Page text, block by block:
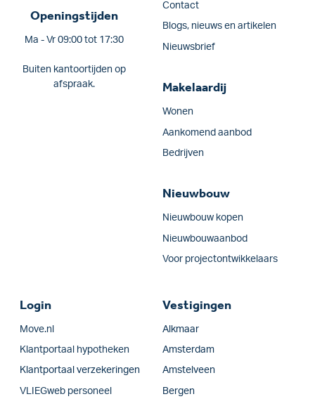
Openingstijden
Ma - Vr 09:00 tot 17:30
Buiten kantoortijden op
afspraak.
Contact
Blogs, nieuws en artikelen
Nieuwsbrief
Makelaardij
Wonen
Aankomend aanbod
Bedrijven
Nieuwbouw
Nieuwbouw kopen
Nieuwbouwaanbod
Voor projectontwikkelaars
Login
Move.nl
Klantportaal hypotheken
Klantportaal verzekeringen
VLIEGweb personeel
Vestigingen
Alkmaar
Amsterdam
Amstelveen
Bergen